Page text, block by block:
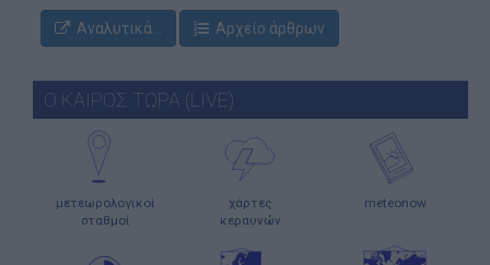
Αναλυτικά... Αρχείο άρθρων
Ο ΚΑΙΡΟΣ ΤΩΡΑ (LIVE)
μετεωρολογικοί
σταθμοί
χάρτες
κεραυνών
meteonow